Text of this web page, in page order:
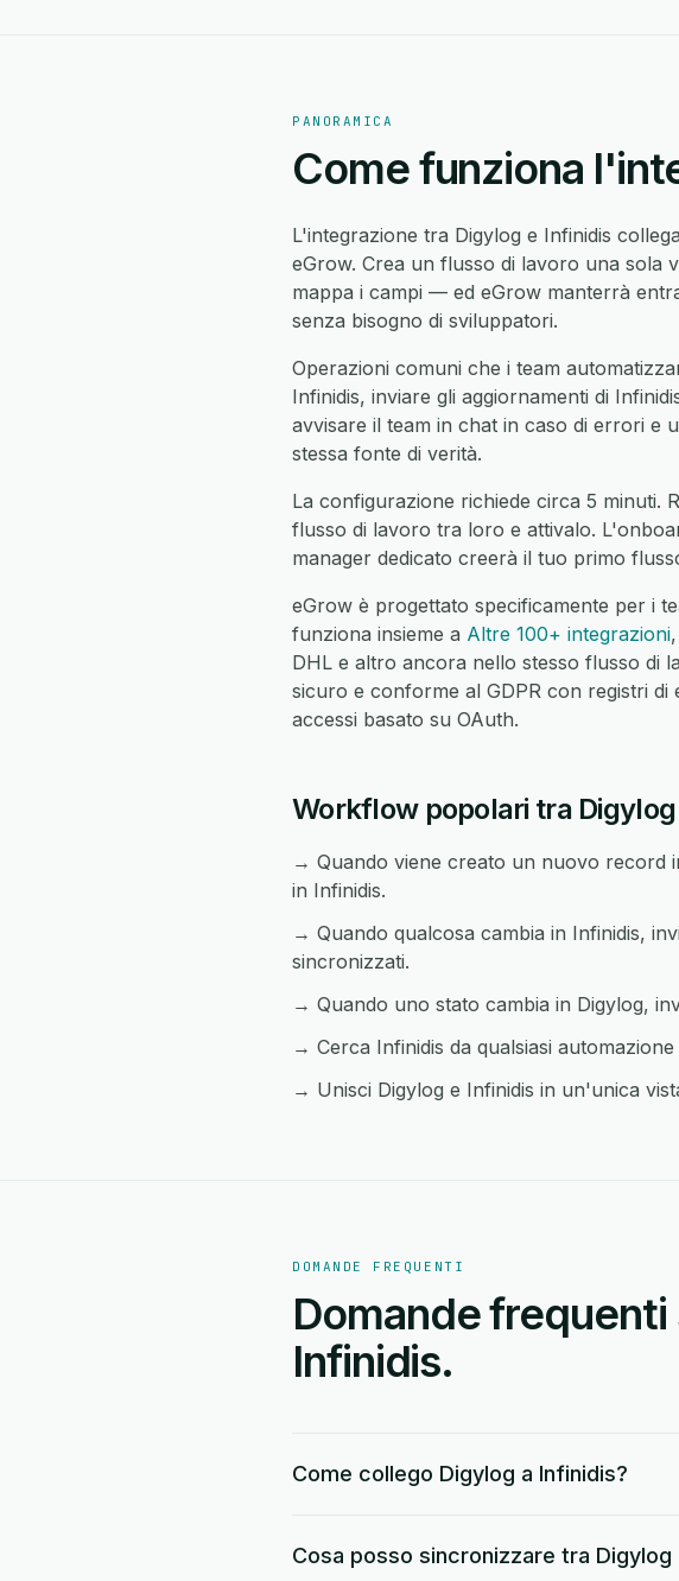
PANORAMICA
Come funziona
L'integrazione tra Digylog e Infinidis collega
eGrow. Crea un flusso di lavoro una sola
mappa i campi — ed eGrow manterrà
senza bisogno di sviluppatori.
Operazioni comuni che i team
Infinidis, inviare gli aggiornamenti di
avvisare il team in chat in caso di errori e
stessa fonte di verità.
La configurazione richiede circa 5 minuti.
flusso di lavoro tra loro e attivalo.
manager dedicato creerà il tuo primo
eGrow è progettato specificamente per i
funziona insieme a Altre 100+ integrazioni
DHL e altro ancora nello stesso flusso di
sicuro e conforme al GDPR con registri
accessi basato su OAuth.
Workflow popolari tra
→ Quando viene creato un nuovo record
in Infinidis.
→ Quando qualcosa cambia in Infinidis,
sincronizzati.
→ Quando uno stato cambia in Digylog,
→ Cerca Infinidis da qualsiasi
→ Unisci Digylog e Infinidis in un'unica
DOMANDE FREQUENTI
Domande
Infinidis.
Come collego Digylog a Infinidis?
Cosa posso sincronizzare tra Digylog